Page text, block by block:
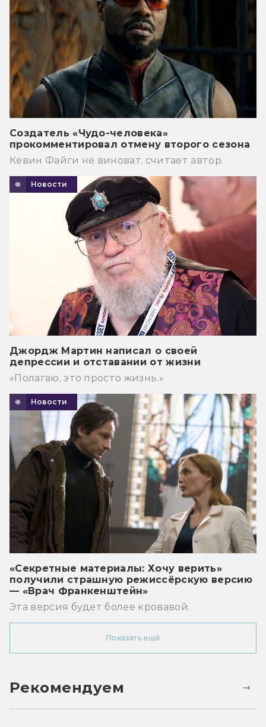
Создатель «Чудо-человека»
прокомментировал отмену второго сезона
Кевин Файги не виноват, считает автор.
Новости
Джордж Мартин написал о своей
депрессии и отставании от жизни
«Полагаю, это просто жизнь.»
Новости
«Секретные материалы: Хочу верить»
получили страшную режиссёрскую версию
— «Врач Франкенштейн»
Эта версия будет более кровавой.
Показать ещё
Рекомендуем